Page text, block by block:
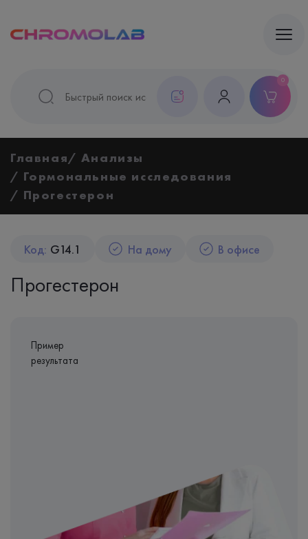
0
Главная
Анализы
Гормональные исследования
Прогестерон
Код: G14.1 На дому В офисе
Прогестерон
Пример
результата